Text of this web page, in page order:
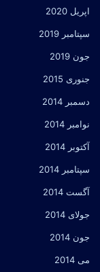
اپریل 2020
سپتامبر 2019
جون 2019
جنوری 2015
دسمبر 2014
نوامبر 2014
آکتوبر 2014
سپتامبر 2014
آگست 2014
جولای 2014
جون 2014
می 2014